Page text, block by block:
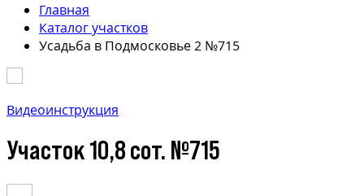
Главная
Каталог участков
Усадьба в Подмосковье 2 №715
Видеоинструкция
Участок 10,8 сот. №715